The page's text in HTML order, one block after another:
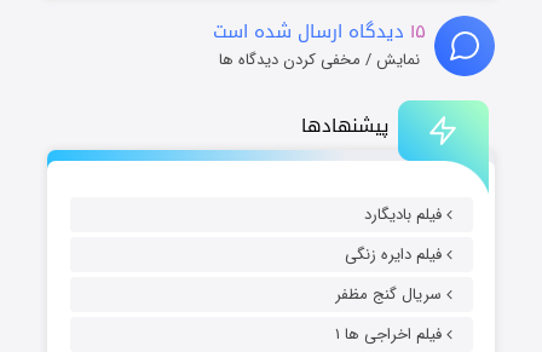
پیشنهادها
فیلم بادیگارد
فیلم دایره زنگی
سریال گنج مظفر
فیلم اخراجی ها ۱
۱۵ دیدگاه ارسال شده است
نمایش / مخفی کردن دیدگاه ها